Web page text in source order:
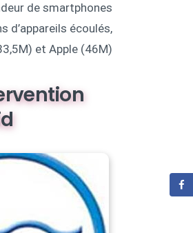
de smartphones
d’appareils écoulés,
et Apple (46M).